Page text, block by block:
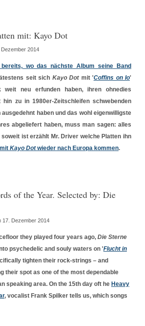
mit: Kayo Dot
Dezember 2014
wo das nächste Album seine Band
seit sich Kayo Dotmit 'Coffins on Io'
weit neu erfunden haben, ihren ohnedies
hin zu in 1980er-Zeitschleifen schwebenden
haben und das wohl eigenwilligste
abgeliefert haben, muss man sagen: alles
ist erzählt Mr. Driver welche Platten ihn
Kayo Dotwieder nach Europa kommen.
of the Year. Selected by: Die
17. Dezember 2014
they played four years ago, Die Sterne
psychedelic and souly waters on 'Flucht in
tighten their rock-strings – and
their spot as one of the most dependable
speaking area. On the 15th day oft he Heavy
, vocalist Frank Spilker tells us, which songs